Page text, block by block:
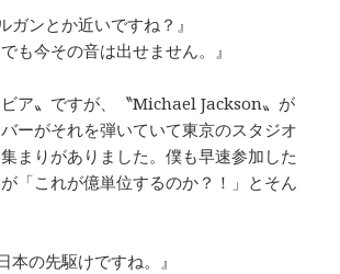
ガンとか近いですね？』
も今その音は出せません。』
ア〟ですが、〝Michael Jackson〟が
ーがそれを弾いていて東京のスタジオ
まりがありました。僕も早速参加した
「これが億単位するのか？！」とそん
本の先駆けですね。』